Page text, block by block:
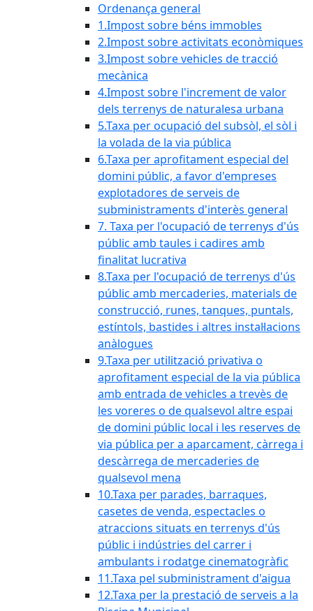
Ordenança general
1.Impost sobre béns immobles
2.Impost sobre activitats econòmiques
3.Impost sobre vehicles de tracció
mecànica
4.Impost sobre l'increment de valor
dels terrenys de naturalesa urbana
5.Taxa per ocupació del subsòl, el sòl i
la volada de la via pública
6.Taxa per aprofitament especial del
domini públic, a favor d'empreses
explotadores de serveis de
subministraments d'interès general
7. Taxa per l'ocupació de terrenys d'ús
públic amb taules i cadires amb
finalitat lucrativa
8.Taxa per l'ocupació de terrenys d'ús
públic amb mercaderies, materials de
construcció, runes, tanques, puntals,
estíntols, bastides i altres instal·lacions
anàlogues
9.Taxa per utilització privativa o
aprofitament especial de la via pública
amb entrada de vehicles a trevès de
les voreres o de qualsevol altre espai
de domini públic local i les reserves de
via pública per a aparcament, càrrega i
descàrrega de mercaderies de
qualsevol mena
10.Taxa per parades, barraques,
casetes de venda, espectacles o
atraccions situats en terrenys d'ús
públic i indústries del carrer i
ambulants i rodatge cinematogràfic
11.Taxa pel subministrament d'aigua
12.Taxa per la prestació de serveis a la